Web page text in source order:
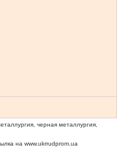
черная металлургия,
на www.ukrrudprom.ua